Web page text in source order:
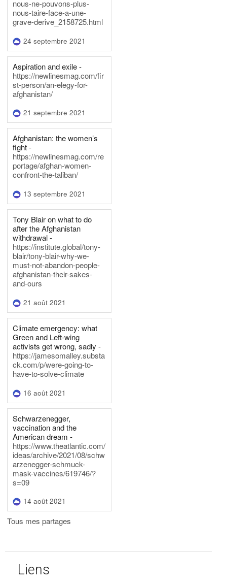
nous-ne-pouvons-plus-
nous-taire-face-a-une-
grave-derive_2158725.html
24 septembre 2021
Aspiration and exile -
https://newlinesmag.com/fir
st-person/an-elegy-for-
afghanistan/
21 septembre 2021
Afghanistan: the women’s
fight -
https://newlinesmag.com/re
portage/afghan-women-
confront-the-taliban/
13 septembre 2021
Tony Blair on what to do
after the Afghanistan
withdrawal -
https://institute.global/tony-
blair/tony-blair-why-we-
must-not-abandon-people-
afghanistan-their-sakes-
and-ours
21 août 2021
Climate emergency: what
Green and Left-wing
activists get wrong, sadly -
https://jamesomalley.substa
ck.com/p/were-going-to-
have-to-solve-climate
16 août 2021
Schwarzenegger,
vaccination and the
American dream -
https://www.theatlantic.com/
ideas/archive/2021/08/schw
arzenegger-schmuck-
mask-vaccines/619746/?
s=09
14 août 2021
Tous mes partages
Liens